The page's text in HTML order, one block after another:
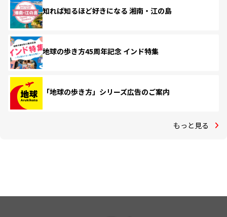
知れば知るほど好きになる 湘南・江の島
地球の歩き方45周年記念 インド特集
「地球の歩き方」シリーズ広告のご案内
もっと見る